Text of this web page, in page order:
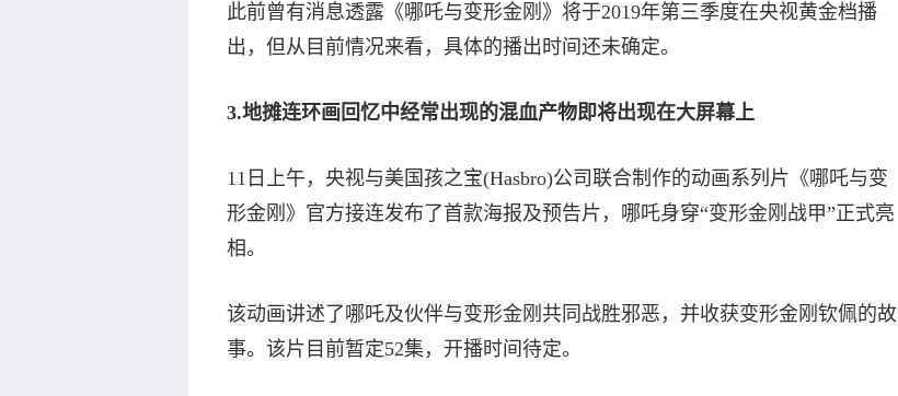
此前曾有消息透露《哪吒与变形金刚》将于2019年第三季度在央视黄金档播
出，但从目前情况来看，具体的播出时间还未确定。
3.地摊连环画回忆中经常出现的混血产物即将出现在大屏幕上
11日上午，央视与美国孩之宝(Hasbro)公司联合制作的动画系列片《哪吒与变
形金刚》官方接连发布了首款海报及预告片，哪吒身穿“变形金刚战甲”正式亮
相。
该动画讲述了哪吒及伙伴与变形金刚共同战胜邪恶，并收获变形金刚钦佩的故
事。该片目前暂定52集，开播时间待定。